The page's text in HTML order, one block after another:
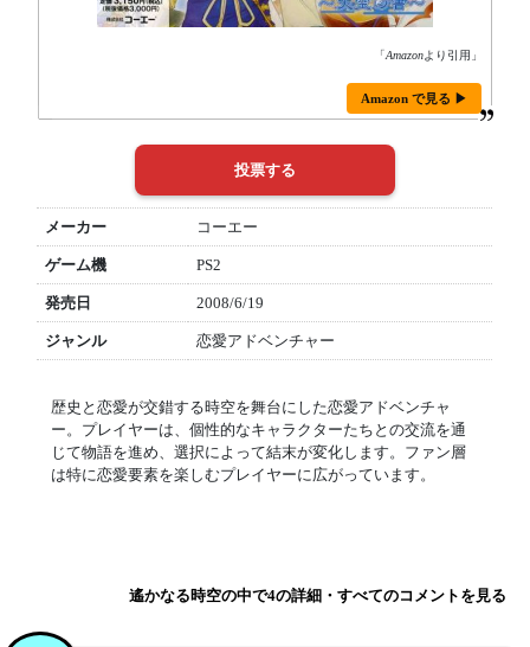
「Amazonより引用」
Amazon で見る ▶
メーカー コーエー
ゲーム機 PS2
発売日 2008/6/19
ジャンル 恋愛アドベンチャー
歴史と恋愛が交錯する時空を舞台にした恋愛アドベンチャ
ー。プレイヤーは、個性的なキャラクターたちとの交流を通
じて物語を進め、選択によって結末が変化します。ファン層
は特に恋愛要素を楽しむプレイヤーに広がっています。
遙かなる時空の中で4の詳細・すべてのコメントを見る